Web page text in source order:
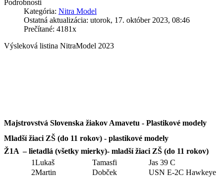
Podrobnosti
Kategória: Nitra Model
Ostatná aktualizácia: utorok, 17. október 2023, 08:46
Prečítané: 4181x
Výsleková listina NitraModel 2023
Majstrovstvá Slovenska žiakov Amavetu - Plastikové modely
Mladší žiaci ZŠ (do 11 rokov) - plastikové modely
Ž1A – lietadlá (všetky mierky)- mladší žiaci ZŠ (do 11 rokov)
1Lukaš Tamasfi
Jas 39 C
2Martin Dobček
USN E-2C Hawkeye